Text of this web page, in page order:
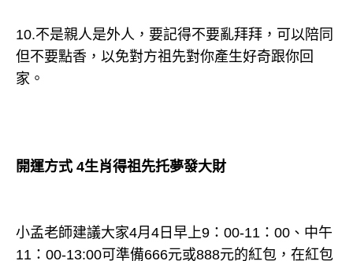
10.不是親人是外人，要記得不要亂拜拜，可以陪同
但不要點香，以免對方祖先對你產生好奇跟你回
家。
開運方式 4生肖得祖先托夢發大財
小孟老師建議大家4月4日早上9：00-11：00、中午
11：00-13:00可準備666元或888元的紅包，在紅包